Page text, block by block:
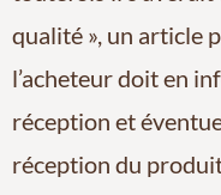
qualité », un article
l’acheteur doit en
réception et
réception du